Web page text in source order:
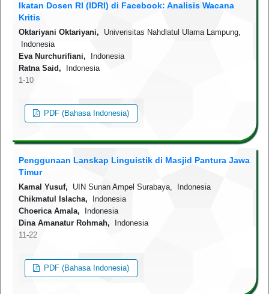
Ikatan Dosen RI (IDRI) di Facebook: Analisis Wacana
Kritis
Oktariyani Oktariyani, Univerisitas Nahdlatul Ulama Lampung,
Indonesia
Eva Nurchurifiani, Indonesia
Ratna Said, Indonesia
1-10
PDF (Bahasa Indonesia)
Penggunaan Lanskap Linguistik di Masjid Pantura Jawa
Timur
Kamal Yusuf, UIN Sunan Ampel Surabaya, Indonesia
Chikmatul Islacha, Indonesia
Choerica Amala, Indonesia
Dina Amanatur Rohmah, Indonesia
11-22
PDF (Bahasa Indonesia)